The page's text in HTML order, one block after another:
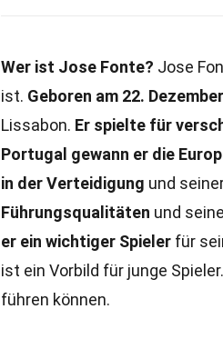
Wer ist Jose Fonte? Jose
ist. Geboren am 22.
Lissabon. Er spielte für
Portugal gewann er die
in der Verteidigung und
Führungsqualitäten und
er ein wichtiger Spieler für
ist ein Vorbild für junge Spieler.
führen können.